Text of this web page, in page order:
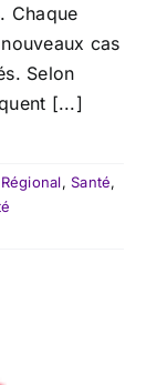
Chaque
cas
Selon
[...]
Régional,Santé,